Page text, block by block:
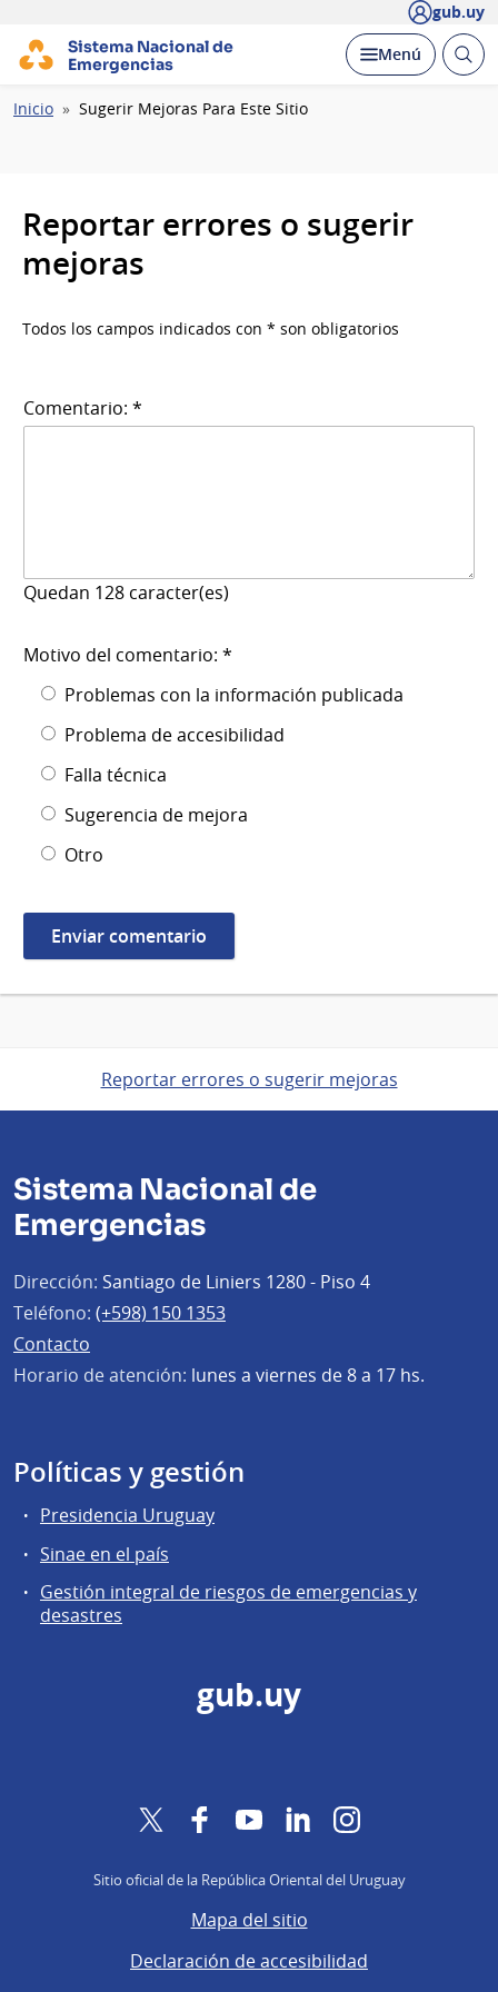
gub.uy
Sistema Nacional de
Emergencias
Desplegar
Menú Abrir
Ruta
Inicio Sugerir Mejoras Para Este Sitio
Reportar errores o sugerir
mejoras
Todos los campos indicados con * son obligatorios
Comentario: *
Quedan 128 caracter(es)
Motivo del comentario: *
Problemas con la información publicada
Problema de accesibilidad
Falla técnica
Sugerencia de mejora
Otro
Reportar errores o sugerir mejoras
Sistema Nacional de
Emergencias
Dirección: Santiago de Liniers 1280 - Piso 4
Teléfono: (+598) 150 1353
Contacto
Horario de atención: lunes a viernes de 8 a 17 hs.
Políticas y gestión
Presidencia Uruguay
Sinae en el país
Gestión integral de riesgos de emergencias y
desastres
gub.uy
Twitter FacebookYouTubeLinkedInInstagram
Sitio oficial de la República Oriental del Uruguay
Mapa del sitio
Declaración de accesibilidad